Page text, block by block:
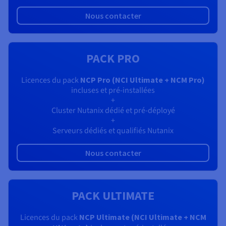
Tarifs
Disponibilités par régions
Documentation
Roadmap & Changelog
Roadmap & Changelog
Nous contacter
PACK PRO
Licences du pack NCP Pro (NCI Ultimate + NCM Pro)
incluses et pré-installées
+
Cluster Nutanix dédié et pré-déployé
+
Serveurs dédiés et qualifiés Nutanix
Nous contacter
PACK ULTIMATE
Licences du pack NCP Ultimate (NCI Ultimate + NCM